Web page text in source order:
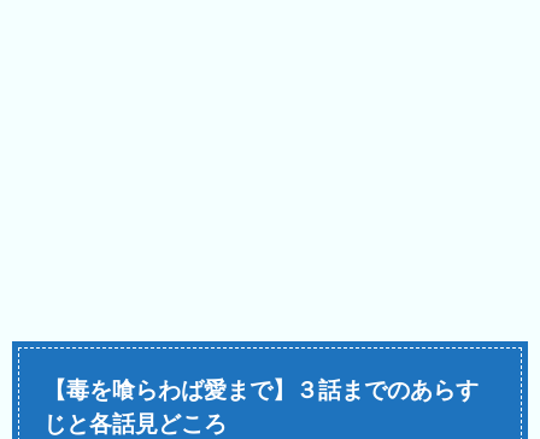
【毒を喰らわば愛まで】３話までのあらす
じと各話見どころ